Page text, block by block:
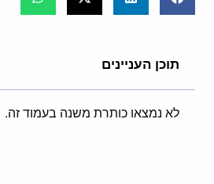
תוכן העניינים
לא נמצאו כותרת משנה בעמוד זה.